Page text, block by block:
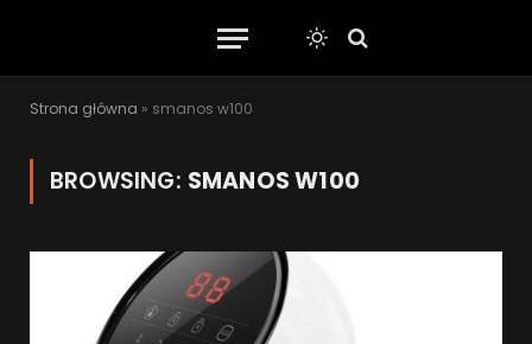
Strona główna » smanos w100
BROWSING: SMANOS W100